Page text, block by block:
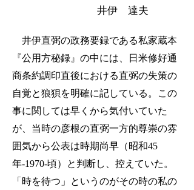
井伊直弼の政務要録である私家蔵本
『公用方秘録』の中には、日米修好通
商条約調印直後における直弼の失策の
自覚と狼狽を明確に記している。この
事に関しては早くから気付いていた
が、当時の彦根の直弼一方的尊崇の雰
囲気から公表は時期尚早（昭和45
年-1970-頃）と判断し、控えていた。
「時を待つ」というのがその時の私の
井伊 達夫